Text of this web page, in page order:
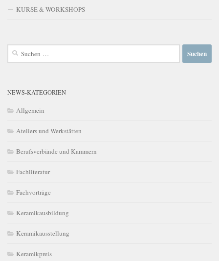
KURSE & WORKSHOPS
Suchen
NEWS-KATEGORIEN
Allgemein
Ateliers und Werkstätten
Berufsverbände und Kammern
Fachliteratur
Fachvorträge
Keramikausbildung
Keramikausstellung
Keramikpreis